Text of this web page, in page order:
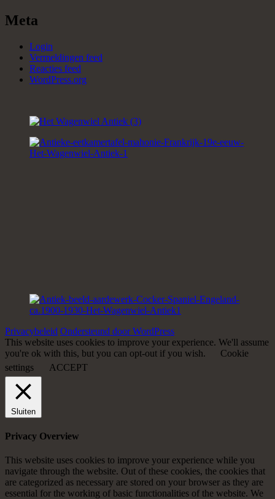
Meta
Login
Vermeldingen feed
Reacties feed
WordPress.org
Privacybeleid Ondersteund door WordPress
This website uses cookies to improve your experience. We'll assume
you're ok with this, but you can opt-out if you wish.
Cookie
settings
ACCEPT
Sluiten
Privacy Overview
This website uses cookies to improve your experience while you
navigate through the website. Out of these cookies, the cookies that
are categorized as necessary are stored on your browser as they are
essential for the working of basic functionalities of the website. We